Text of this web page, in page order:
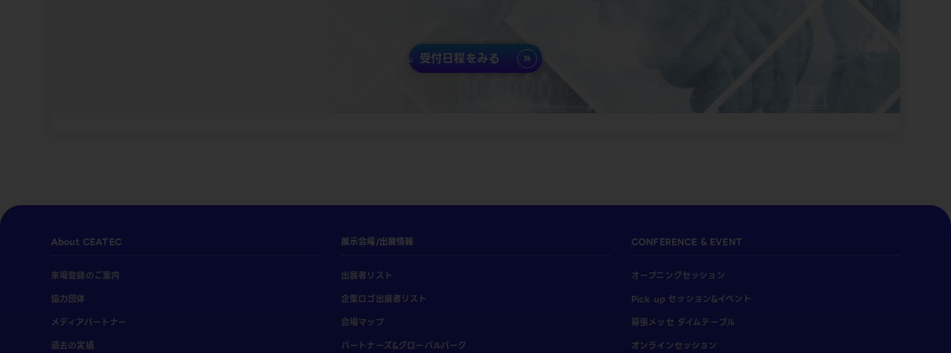
受付日程をみる
About CEATEC
来場登録のご案内
協力団体
メディアパートナー
過去の実績
展示会場/出展情報
出展者リスト
企業ロゴ出展者リスト
会場マップ
パートナーズ&グローバルパーク
CONFERENCE & EVENT
オープニングセッション
Pick up セッション&イベント
幕張メッセ タイムテーブル
オンラインセッション